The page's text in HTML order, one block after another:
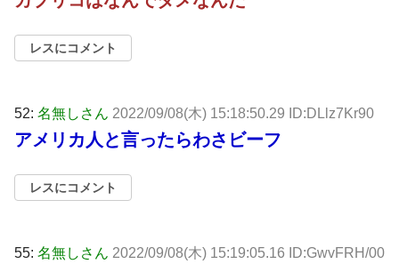
レスにコメント
52: 名無しさん 2022/09/08(木) 15:18:50.29 ID:DLlz7Kr90
アメリカ人と言ったらわさビーフ
レスにコメント
55: 名無しさん 2022/09/08(木) 15:19:05.16 ID:GwvFRH/00